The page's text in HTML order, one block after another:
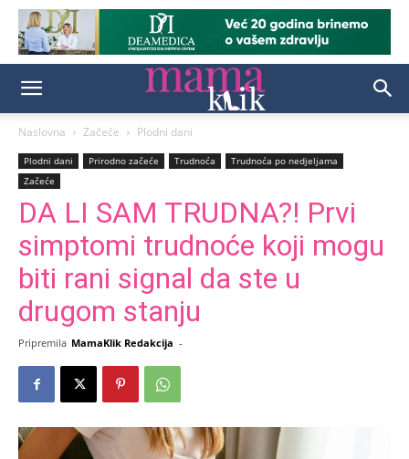
Naslovna Začeće Plodni dani
Plodni dani Prirodno začeće Trudnoća
Trudnoća po nedjeljama
Začeće
DA LI SAM TRUDNA?! Prvi
simptomi trudnoće koji mogu
biti rani signal da ste u
drugom stanju
Pripremila MamaKlik Redakcija -